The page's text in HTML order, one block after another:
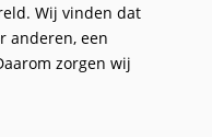
Wij vinden dat
anderen, een
zorgen wij